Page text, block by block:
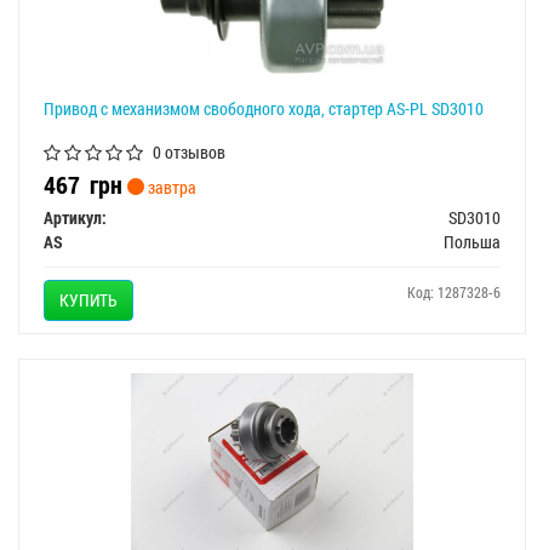
Привод с механизмом свободного хода, стартер AS-PL SD3010
0 отзывов
467 грн
завтра
Артикул:
SD3010
AS
Польша
КУПИТЬ Код: 1287328-6